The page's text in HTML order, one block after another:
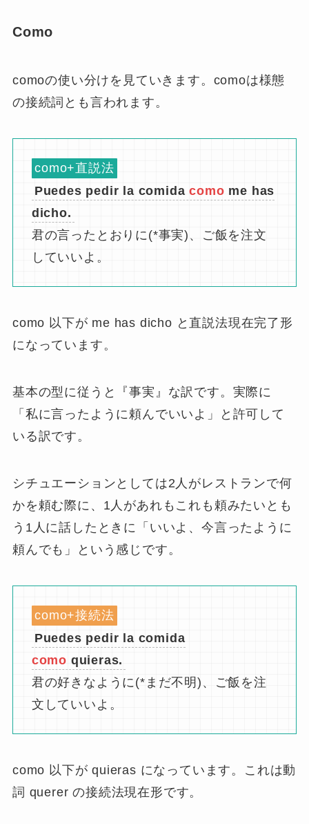
Como
comoの使い分けを見ていきます。comoは様態
の接続詞とも言われます。
como+直説法
Puedes pedir la comidacomo me has
dicho.
君の言ったとおりに(*事実)、ご飯を注文
していいよ。
como 以下が me has dicho と直説法現在完了形
になっています。
基本の型に従うと『事実』な訳です。実際に
「私に言ったように頼んでいいよ」と許可して
いる訳です。
シチュエーションとしては2人がレストランで何
かを頼む際に、1人があれもこれも頼みたいとも
う1人に話したときに「いいよ、今言ったように
頼んでも」という感じです。
como+接続法
Puedes pedir la comida
como quieras.
君の好きなように(*まだ不明)、ご飯を注
文していいよ。
como 以下が quieras になっています。これは動
詞 querer の接続法現在形です。